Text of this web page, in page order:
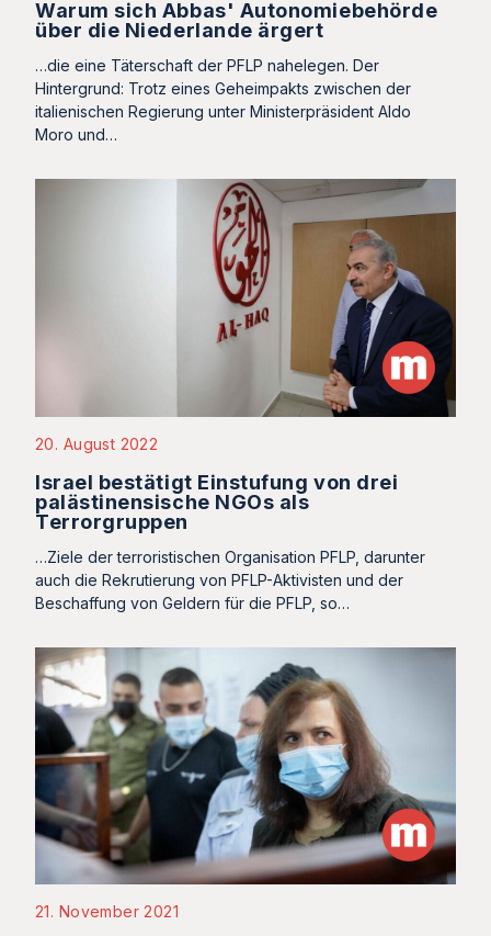
Warum sich Abbas' Autonomiebehörde
über die Niederlande ärgert
…die eine Täterschaft der PFLP nahelegen. Der
Hintergrund: Trotz eines Geheimpakts zwischen der
italienischen Regierung unter Ministerpräsident Aldo
Moro und…
20. August 2022
Israel bestätigt Einstufung von drei
palästinensische NGOs als
Terrorgruppen
…Ziele der terroristischen Organisation PFLP, darunter
auch die Rekrutierung von PFLP-Aktivisten und der
Beschaffung von Geldern für die PFLP, so…
21. November 2021